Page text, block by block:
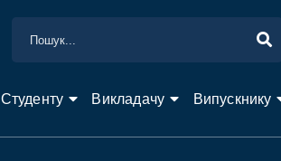
Студенту Викладачу Випускнику